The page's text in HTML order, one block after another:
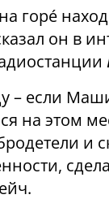
горé
он в
– если
на этом
и